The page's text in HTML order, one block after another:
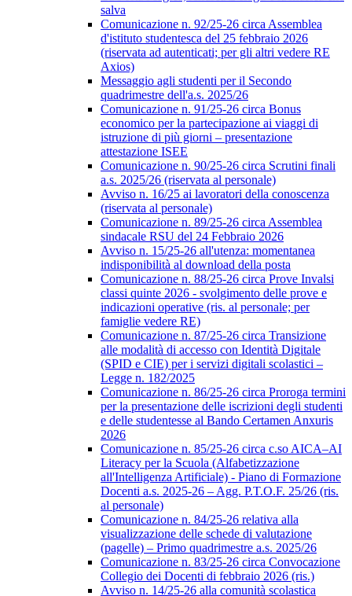
salva
Comunicazione n. 92/25-26 circa Assemblea
d'istituto studentesca del 25 febbraio 2026
(riservata ad autenticati; per gli altri vedere RE
Axios)
Messaggio agli studenti per il Secondo
quadrimestre dell'a.s. 2025/26
Comunicazione n. 91/25-26 circa Bonus
economico per la partecipazione ai viaggi di
istruzione di più giorni – presentazione
attestazione ISEE
Comunicazione n. 90/25-26 circa Scrutini finali
a.s. 2025/26 (riservata al personale)
Avviso n. 16/25 ai lavoratori della conoscenza
(riservata al personale)
Comunicazione n. 89/25-26 circa Assemblea
sindacale RSU del 24 Febbraio 2026
Avviso n. 15/25-26 all'utenza: momentanea
indisponibilità al download della posta
Comunicazione n. 88/25-26 circa Prove Invalsi
classi quinte 2026 - svolgimento delle prove e
indicazioni operative (ris. al personale; per
famiglie vedere RE)
Comunicazione n. 87/25-26 circa Transizione
alle modalità di accesso con Identità Digitale
(SPID e CIE) per i servizi digitali scolastici –
Legge n. 182/2025
Comunicazione n. 86/25-26 circa Proroga termini
per la presentazione delle iscrizioni degli studenti
e delle studentesse al Bando Certamen Anxuris
2026
Comunicazione n. 85/25-26 circa c.so AICA–AI
Literacy per la Scuola (Alfabetizzazione
all'Intelligenza Artificiale) - Piano di Formazione
Docenti a.s. 2025-26 – Agg. P.T.O.F. 25/26 (ris.
al personale)
Comunicazione n. 84/25-26 relativa alla
visualizzazione delle schede di valutazione
(pagelle) – Primo quadrimestre a.s. 2025/26
Comunicazione n. 83/25-26 circa Convocazione
Collegio dei Docenti di febbraio 2026 (ris.)
Avviso n. 14/25-26 alla comunità scolastica